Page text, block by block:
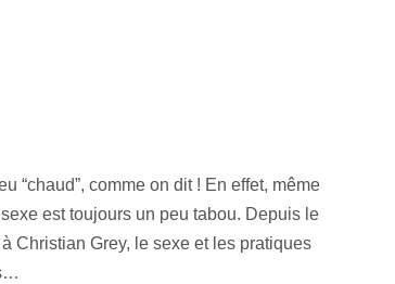
“chaud”, comme on dit ! En effet, même
est toujours un peu tabou. Depuis le
Christian Grey, le sexe et les pratiques